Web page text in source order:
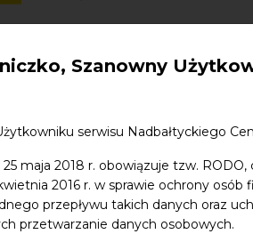
Szanowny
serwisu Nadbałtyckiego
maja 2018 r. obowiązuje tzw.
2016 r. w sprawie ochrony
przepływu takich danych oraz
przetwarzanie danych osobowych.
Jana Sklep